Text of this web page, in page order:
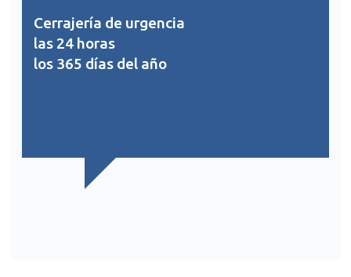
Cerrajería de urgencia
las 24 horas
los 365 días del año